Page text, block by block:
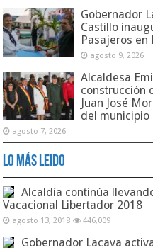
Gobernador
Castillo
Pasajeros
agosto 9, 2026
Alcaldesa
construcción
Juan José
del municipio
agosto 7, 2026
Lo Más Leido
Alcaldía continúa
Vacacional Libertador 2018
agosto 13, 2018 446,009
Gobernador Lacava